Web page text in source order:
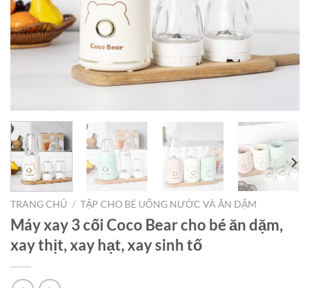
TRANG CHỦ / TẬP CHO BÉ UỐNG NƯỚC VÀ ĂN DẶM
Máy xay 3 cối Coco Bear cho bé ăn dặm,
xay thịt, xay hạt, xay sinh tố